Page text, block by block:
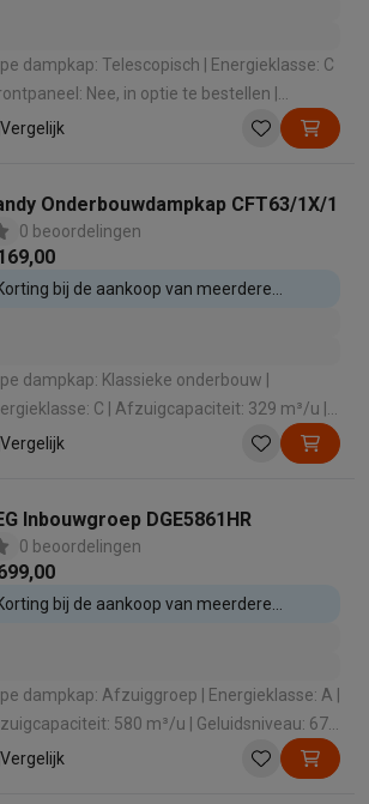
dampkap: Telescopisch | Energieklasse: C
Nee, in optie te bestellen |
394 m³/u | Geluidsniveau: 68
Vergelijk
Onderbouwdampkap CFT63/1X/1
0 beoordelingen
bij de aankoop van meerdere
dampkap: Klassieke onderbouw |
C | Afzuigcapaciteit: 329 m³/u |
72 dB | Intensieve stand: Nee
Vergelijk
Inbouwgroep DGE5861HR
0 beoordelingen
bij de aankoop van meerdere
dampkap: Afzuiggroep | Energieklasse: A |
580 m³/u | Geluidsniveau: 67
| Intensieve stand: Ja
Vergelijk